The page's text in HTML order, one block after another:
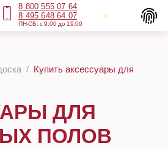
8 800 555 07 64
8 495 648 64 07
ПН-СБ: с 9:00 до 19:00
Купить аксессуары для
ДЛЯ
ПОЛОВ